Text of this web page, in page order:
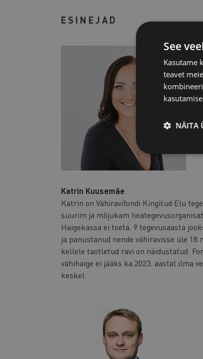
ESINEJAD
Katrin Kuusemäe
Katrin on Vähiravifondi Kingitud Elu
suurim ja mõjukam
Haigekassa ei toeta. 9 tegevusaasta
ja panustanud nende vähiravisse üle
kellele taotletud ravi on näidustatud.
vähihaige ei jääks ka 2023. aastal ilma
keskel.
See
Kasutame
teavet
NÄITA